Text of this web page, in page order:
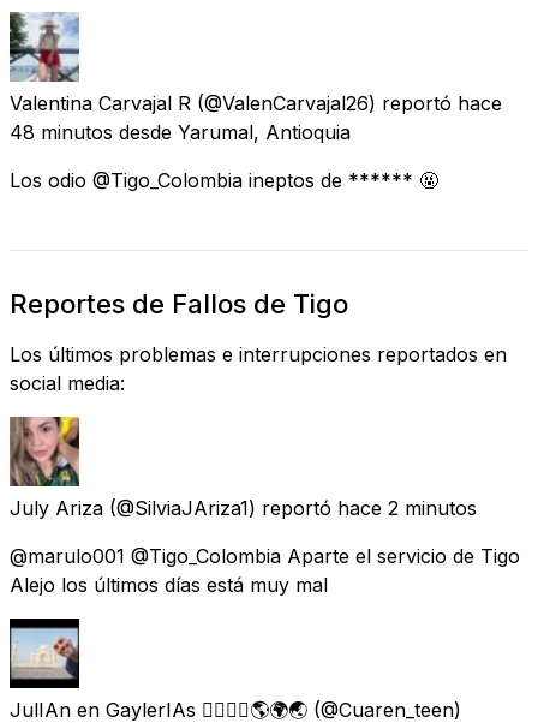
Valentina Carvajal R (@ValenCarvajal26) reportó hace
48 minutos desde Yarumal, Antioquia
Los odio @Tigo_Colombia ineptos de ****** 🤬
Reportes de Fallos de Tigo
Los últimos problemas e interrupciones reportados en
social media:
July Ariza (@SilviaJAriza1) reportó hace 2 minutos
@marulo001 @Tigo_Colombia Aparte el servicio de Tigo
Alejo los últimos días está muy mal
JulIAn en GaylerIAs 🏳️‍🌈🐦‍🔥🌎🌍🌏 (@Cuaren_teen)